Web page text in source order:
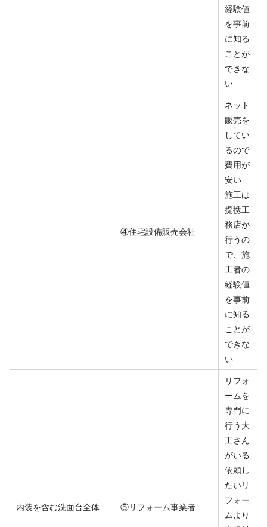
経験値
を事前
に知る
ことが
できな
い
④住宅設備販売会社
ネット
販売を
してい
るので
費用が
安い
施工は
提携工
務店が
行うの
で、施
工者の
経験値
を事前
に知る
ことが
できな
い
内装を含む洗面台全体 ⑤リフォーム事業者
リフォ
ームを
専門に
行う大
工さん
がいる
依頼し
たいリ
フォー
ムより